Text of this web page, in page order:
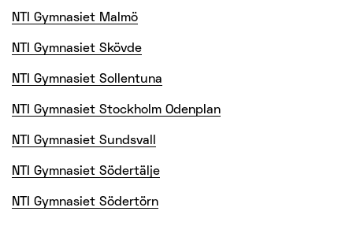
NTI Gymnasiet Malmö
NTI Gymnasiet Skövde
NTI Gymnasiet Sollentuna
NTI Gymnasiet Stockholm Odenplan
NTI Gymnasiet Sundsvall
NTI Gymnasiet Södertälje
NTI Gymnasiet Södertörn